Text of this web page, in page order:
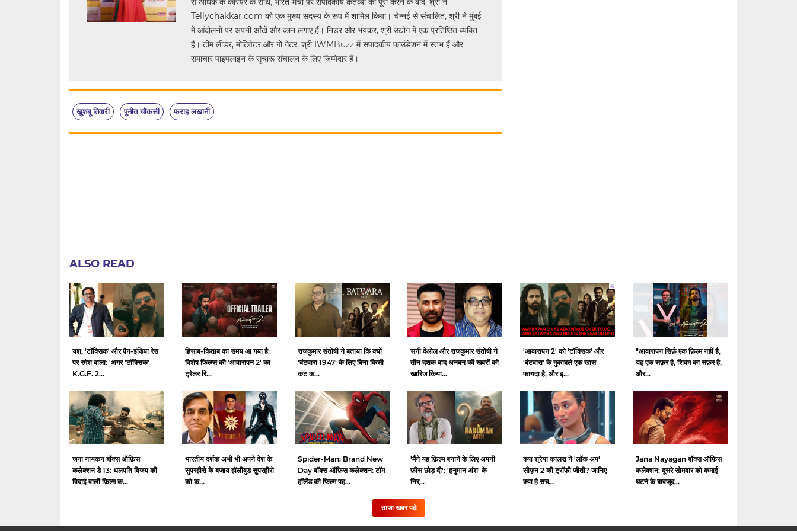
Tellychakkar.com को एक मुख्य सदस्य के रूप में शामिल किया। चेन्नई से संचालित, श्री ने मुंबई
में आंदोलनों पर अपनी आँखें और कान लगाए हैं। निडर और भयंकर, श्री उद्योग में एक प्रतिष्ठित व्यक्ति
है। टीम लीडर, मोटिवेटर और गो गेटर, श्री IWMBuzz में संपादकीय फाउंडेशन में स्तंभ हैं और
समाचार पाइपलाइन के सुचारू संचालन के लिए जिम्मेदार हैं।
खुशबू तिवारी पुनीत चौकसी फराह लखानी
ALSO READ
यश, 'टॉक्सिक' और पैन-इंडिया रेस
पर रमेश बाला: 'अगर 'टॉक्सिक'
K.G.F. 2...
हिसाब-किताब का समय आ गया है:
विशेष फिल्म्स की 'आवारापन 2' का
ट्रेलर रि...
राजकुमार संतोषी ने बताया कि क्यों
'बंटवारा 1947' के लिए बिना किसी
कट क...
सनी देओल और राजकुमार संतोषी ने
तीन दशक बाद अनबन की खबरों को
खारिज किया...
'आवारापन 2' को 'टॉक्सिक' और
'बंटवारा' के मुकाबले एक खास
फायदा है, और इ...
"आवारापन सिर्फ़ एक फ़िल्म नहीं है,
यह एक सफ़र है, शिवम का सफ़र है,
और...
जना नायकन बॉक्स ऑफ़िस
कलेक्शन डे 13: थलपति विजय की
विदाई वाली फ़िल्म क...
भारतीय दर्शक अभी भी अपने देश के
सुपरहीरो के बजाय हॉलीवुड सुपरहीरो
को क...
Spider-Man: Brand New
Day बॉक्स ऑफ़िस कलेक्शन: टॉम
हॉलैंड की फ़िल्म पह...
'मैंने यह फ़िल्म बनाने के लिए अपनी
फ़ीस छोड़ दी': 'हनुमान अंश' के
निर्...
क्या श्रेया कालरा ने 'लॉक अप'
सीज़न 2 की ट्रॉफी जीती? जानिए
क्या है सच...
Jana Nayagan बॉक्स ऑफ़िस
कलेक्शन: दूसरे सोमवार को कमाई
घटने के बावजूद...
ताजा खबर पढ़े